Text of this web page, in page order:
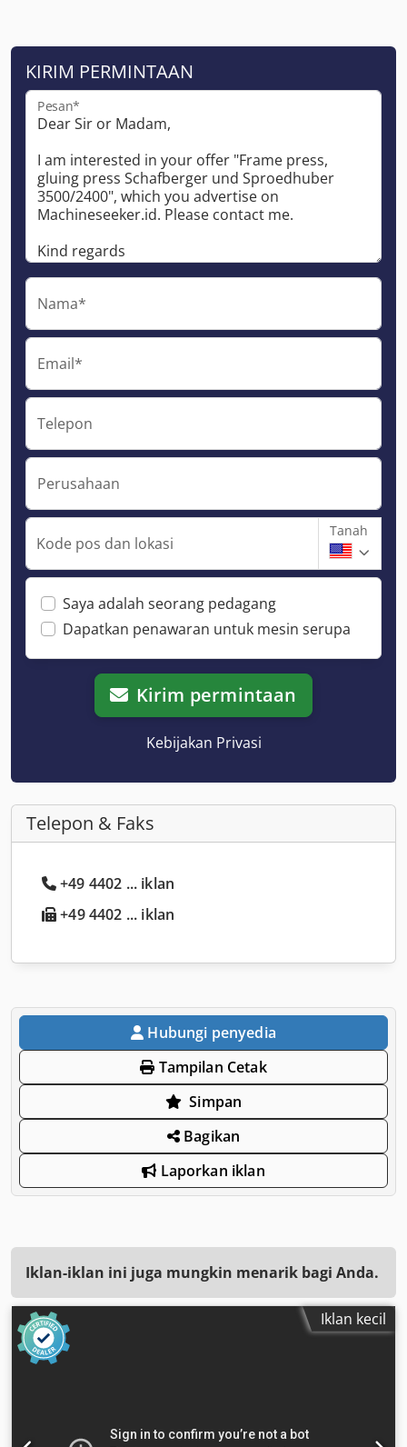
KIRIM PERMINTAAN
Pesan*
Nama*
Email*
Telepon
Perusahaan
Kode pos dan lokasi
Tanah
Saya adalah seorang pedagang
Dapatkan penawaran untuk mesin serupa
Kirim permintaan
Kebijakan Privasi
Telepon & Faks
+49 4402 ... iklan
+49 4402 ... iklan
Hubungi penyedia
Tampilan Cetak
Simpan
Bagikan
Laporkan iklan
Iklan-iklan ini juga mungkin menarik bagi Anda.
Iklan kecil